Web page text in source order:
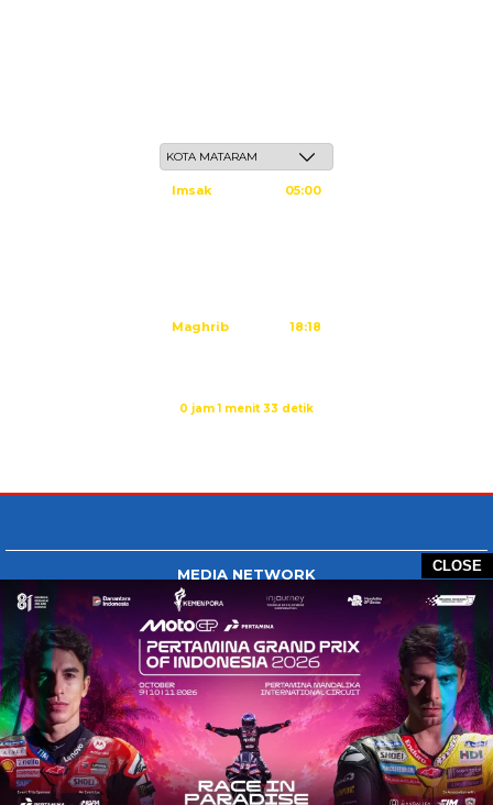
CLOSE
Imsak 05:00
Maghrib 18:18
0 jam 1 menit 32 detik
MEDIA NETWORK
Tangan Berbagi
BERBAGI News
Whatsapp.com
Tiktok.com
Twitter.com Youtube.com
HOME REDAKSI
PEDOMAN MEDIA SIBER
DISCLAIMER
INFO IKLAN
COPYRIGHT © 2026 GONTB - ALL RIGHTS RESERVED